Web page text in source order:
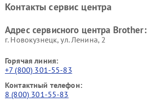
Контакты сервис центра
Адрес сервисного центра Brother:
г. Новокузнецк, ул. Ленина, 2
Горячая линия:
+7 (800) 301-55-83
Контактный телефон:
8 (800) 301-55-83